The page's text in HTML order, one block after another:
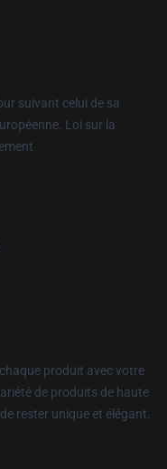
suivant celui de sa
Loi sur la
produit avec votre
de produits de haute
rester unique et élégant.